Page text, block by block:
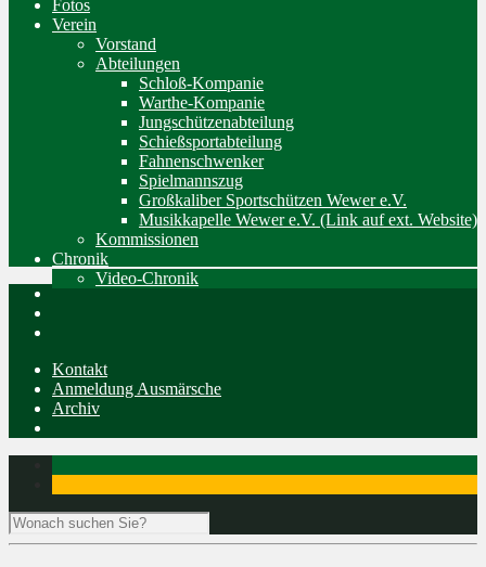
Fotos
Verein
Vorstand
Abteilungen
Schloß-Kompanie
Warthe-Kompanie
Jungschützenabteilung
Schießsportabteilung
Fahnenschwenker
Spielmannszug
Großkaliber Sportschützen Wewer e.V.
Musikkapelle Wewer e.V. (Link auf ext. Website)
Kommissionen
Chronik
Video-Chronik
Kontakt
Anmeldung Ausmärsche
Archiv